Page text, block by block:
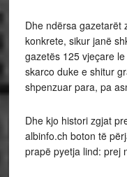
Dhe ndërsa gazetarët
konkrete, sikur janë
gazetës 125 vjeçare
skarco duke e shitur
shpenzuar para, pa
Dhe kjo histori zgjat
albinfo.ch boton të
prapë pyetja lind: prej